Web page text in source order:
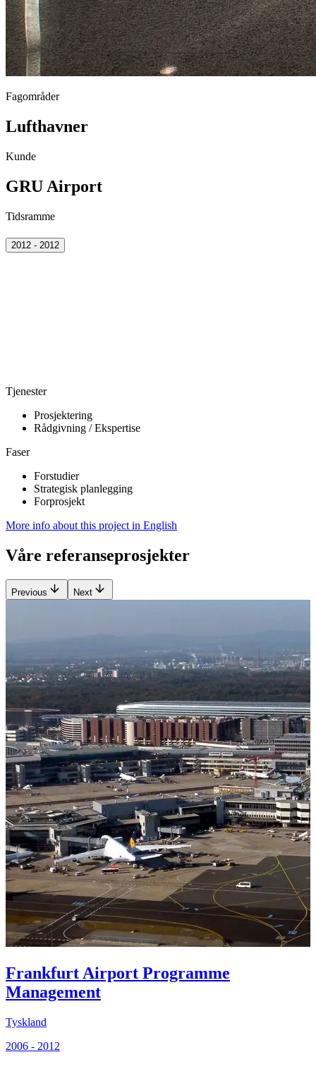
Fagområder
Lufthavner
Kunde
GRU Airport
Tidsramme
2012 - 2012
Tjenester
Prosjektering
Rådgivning / Ekspertise
Faser
Forstudier
Strategisk planlegging
Forprosjekt
More info about this project in English
Våre referanseprosjekter
Previous Next
Frankfurt Airport Programme
Management
Tyskland
2006 - 2012